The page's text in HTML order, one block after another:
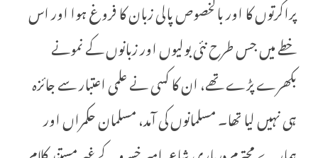
پراکرتوں کا اور بالخصوص پالی زبان کا فروغ ہوا اور اس
خطے میں جس طرح نئی بولیوں اور زبانوں کے نمونے
بکھرے پڑے تھے، ان کا کسی نے علمی اعتبار سے جائزہ
ہی نہیں لیا تھا۔ مسلمانوں کی آمد، مسلمان حکمراں اور